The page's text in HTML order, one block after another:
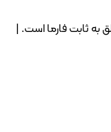
فارما است. |